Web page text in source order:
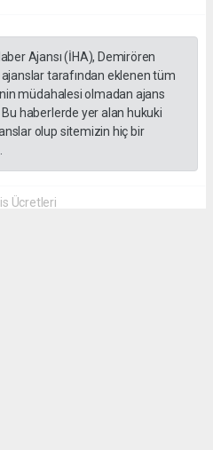
Ajansı (İHA), Demirören
ajanslar tarafından eklenen tüm
müdahalesi olmadan ajans
haberlerde yer alan hukuki
olup sitemizin hiç bir
Ücretleri